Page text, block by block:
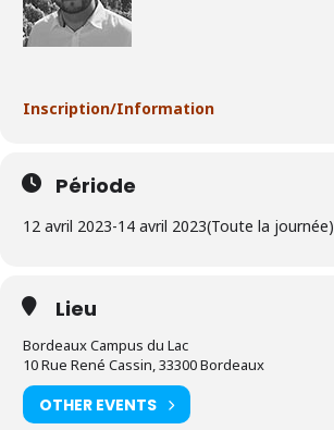
Inscription/Information
Période
12 avril 2023-14 avril 2023(Toute la journée)
Lieu
Bordeaux Campus du Lac
10 Rue René Cassin, 33300 Bordeaux
OTHER EVENTS